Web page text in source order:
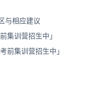
与相应建议
集训营招生中」
前集训营招生中」